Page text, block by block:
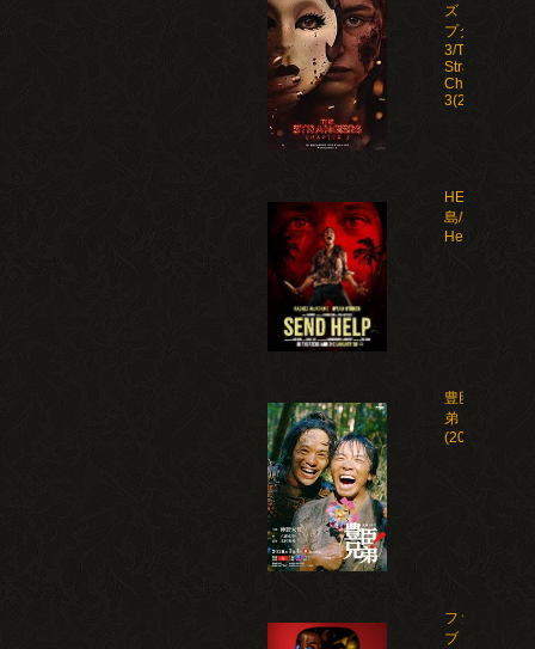
ズ：チャ
プター
3/The
Strangers:
Chapter
3(2026)
HELP 復讐
島/Send
Help(2026)
豊臣兄
弟！
(2026)
ファイ
ブ・ナ